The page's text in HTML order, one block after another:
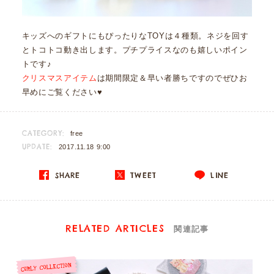
キッズへのギフトにもぴったりなTOYは４種類。ネジを回す
とトコトコ動き出します。プチプライスなのも嬉しいポイン
トです♪
クリスマスアイテム は期間限定＆早い者勝ちですのでぜひお
早めにご覧ください♥
CATEGORY: free
UPDATE: 2017.11.18 9:00
SHARE TWEET LINE
RELATED ARTICLES 関連記事